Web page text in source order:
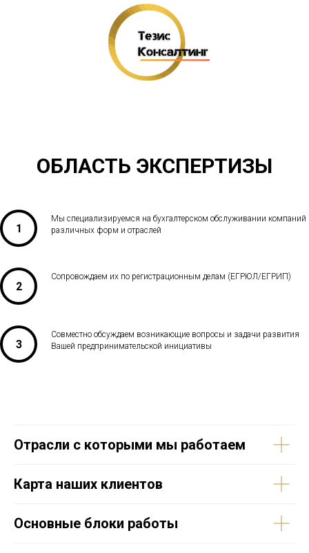
ОБЛАСТЬ ЭКСПЕРТИЗЫ
Мы специализируемся на бухгалтерском обслуживании компаний
различных форм и отраслей
Сопровождаем их по регистрационным делам (ЕГРЮЛ/ЕГРИП)
Совместно обсуждаем возникающие вопросы и задачи развития
Вашей предпринимательской инициативы
Отрасли с которыми мы работаем
Карта наших клиентов
Основные блоки работы